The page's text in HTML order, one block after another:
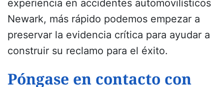
experiencia en accidentes automovilísticos
Newark, más rápido podemos empezar a
preservar la evidencia crítica para ayudar a
construir su reclamo para el éxito.
Póngase en contacto con